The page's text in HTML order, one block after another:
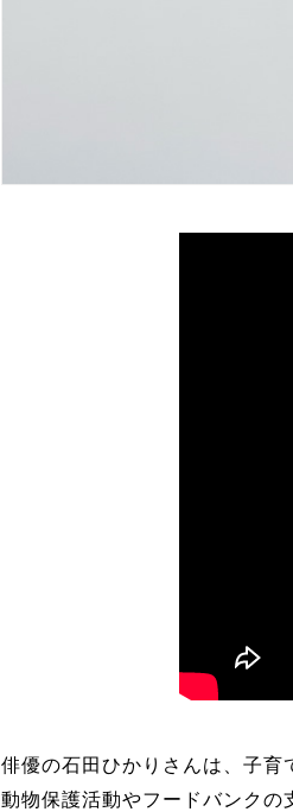
俳優の石田ひかりさんは、子育
動物保護活動やフードバンクの